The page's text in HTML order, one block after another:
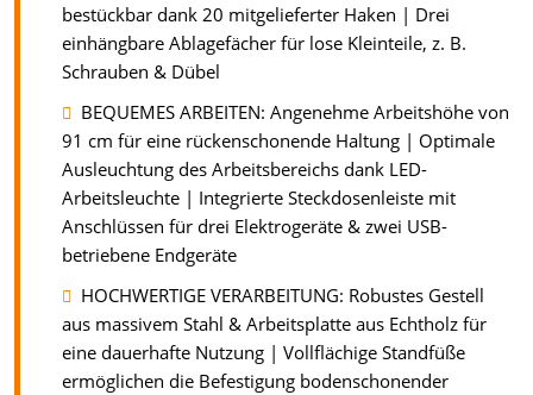
bestückbar dank 20 mitgelieferter Haken | Drei
einhängbare Ablagefächer für lose Kleinteile, z. B.
Schrauben & Dübel
BEQUEMES ARBEITEN: Angenehme Arbeitshöhe von
91 cm für eine rückenschonende Haltung | Optimale
Ausleuchtung des Arbeitsbereichs dank LED-
Arbeitsleuchte | Integrierte Steckdosenleiste mit
Anschlüssen für drei Elektrogeräte & zwei USB-
betriebene Endgeräte
HOCHWERTIGE VERARBEITUNG: Robustes Gestell
aus massivem Stahl & Arbeitsplatte aus Echtholz für
eine dauerhafte Nutzung | Vollflächige Standfüße
ermöglichen die Befestigung bodenschonender